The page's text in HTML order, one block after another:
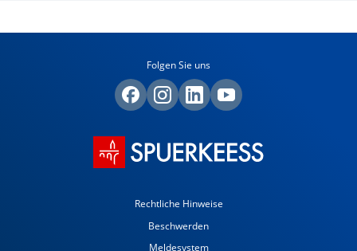
Folgen Sie uns
Rechtliche Hinweise
Beschwerden
Meldesystem